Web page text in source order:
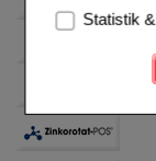
Website
werden kann.
Statistik